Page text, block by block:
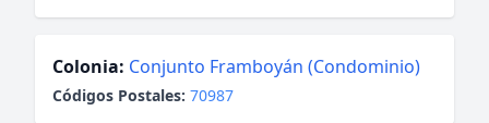
Colonia: Conjunto Framboyán (Condominio)
Códigos Postales: 70987